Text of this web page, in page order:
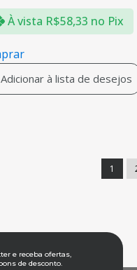
À vista R$58,33 no Pix
Adicionar à lista de desejos
1
e receba ofertas,
de desconto.